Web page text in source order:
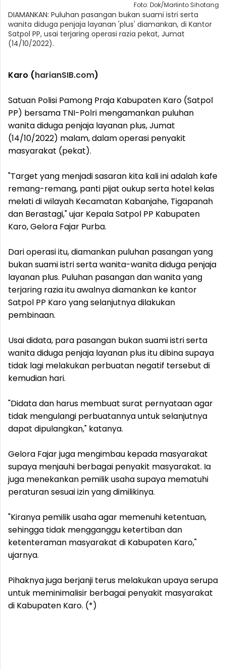
Foto: Dok/Marlinto Sihotang
DIAMANKAN: Puluhan pasangan bukan suami istri serta
wanita diduga penjaja layanan 'plus' diamankan, di Kantor
Satpol PP, usai terjaring operasi razia pekat, Jumat
(14/10/2022).
Karo (harianSIB.com)
Satuan Polisi Pamong Praja Kabupaten Karo (Satpol
PP) bersama TNI-Polri mengamankan puluhan
wanita diduga penjaja layanan plus, Jumat
(14/10/2022) malam, dalam operasi penyakit
masyarakat (pekat).
"Target yang menjadi sasaran kita kali ini adalah kafe
remang-remang, panti pijat oukup serta hotel kelas
melati di wilayah Kecamatan Kabanjahe, Tigapanah
dan Berastagi," ujar Kepala Satpol PP Kabupaten
Karo, Gelora Fajar Purba.
Dari operasi itu, diamankan puluhan pasangan yang
bukan suami istri serta wanita-wanita diduga penjaja
layanan plus. Puluhan pasangan dan wanita yang
terjaring razia itu awalnya diamankan ke kantor
Satpol PP Karo yang selanjutnya dilakukan
pembinaan.
Usai didata, para pasangan bukan suami istri serta
wanita diduga penjaja layanan plus itu dibina supaya
tidak lagi melakukan perbuatan negatif tersebut di
kemudian hari.
"Didata dan harus membuat surat pernyataan agar
tidak mengulangi perbuatannya untuk selanjutnya
dapat dipulangkan," katanya.
Gelora Fajar juga mengimbau kepada masyarakat
supaya menjauhi berbagai penyakit masyarakat. Ia
juga menekankan pemilik usaha supaya mematuhi
peraturan sesuai izin yang dimilikinya.
"Kiranya pemilik usaha agar memenuhi ketentuan,
sehingga tidak mengganggu ketertiban dan
ketenteraman masyarakat di Kabupaten Karo,"
ujarnya.
Pihaknya juga berjanji terus melakukan upaya serupa
untuk meminimalisir berbagai penyakit masyarakat
di Kabupaten Karo. (*)